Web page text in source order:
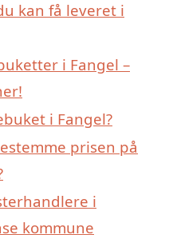
kan få leveret i
i Fangel –
i Fangel?
prisen på
i
kommune